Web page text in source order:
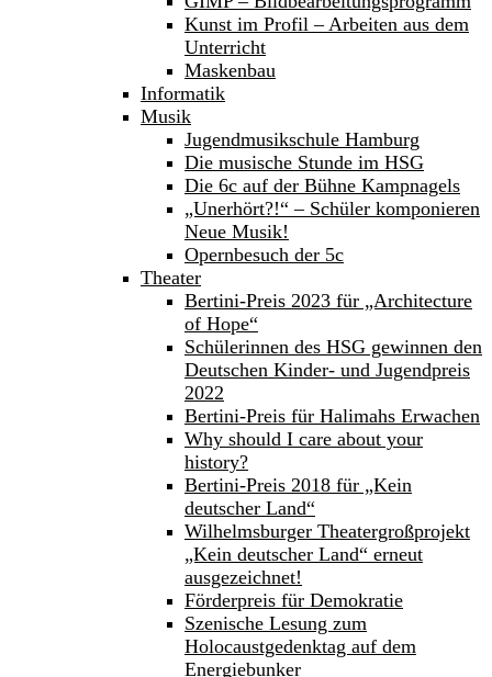
Kunst im Profil – Arbeiten aus dem
Unterricht
Maskenbau
Informatik
Musik
Jugendmusikschule Hamburg
Die musische Stunde im HSG
Die 6c auf der Bühne Kampnagels
„Unerhört?!“ – Schüler komponieren
Neue Musik!
Opernbesuch der 5c
Theater
Bertini-Preis 2023 für „Architecture
of Hope“
Schülerinnen des HSG gewinnen den
Deutschen Kinder- und Jugendpreis
2022
Bertini-Preis für Halimahs Erwachen
Why should I care about your
history?
Bertini-Preis 2018 für „Kein
deutscher Land“
Wilhelmsburger Theatergroßprojekt
„Kein deutscher Land“ erneut
ausgezeichnet!
Förderpreis für Demokratie
Szenische Lesung zum
Holocaustgedenktag auf dem
Energiebunker